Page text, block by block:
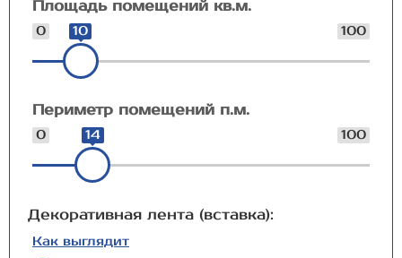
Площадь помещений кв.м.
0 100
10
Периметр помещений п.м.
0 100
14
Декоративная лента (вставка):
Как выглядит